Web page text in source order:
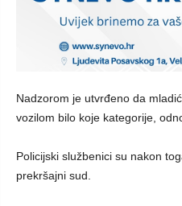
Nadzorom je utvrđeno da
vozilom bilo koje kategorije,
​Policijski službenici su nakon
prekršajni sud.